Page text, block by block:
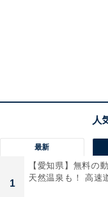
最新
1
【愛知県】無料の
天然温泉も！ 高速